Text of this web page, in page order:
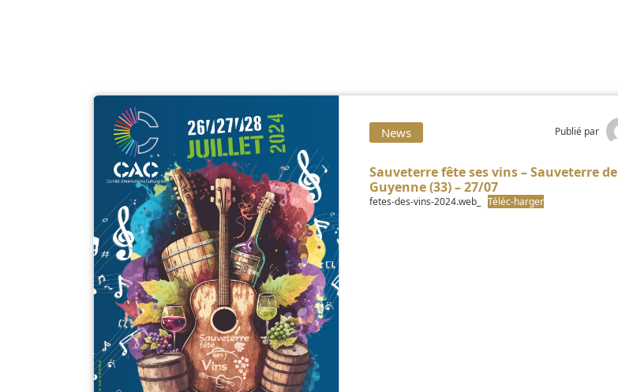
News Publié par
Sauveterre fête ses vins – Sauveterre de
Guyenne (33) – 27/07
fetes-des-vins-2024.web_ Téléc-harger